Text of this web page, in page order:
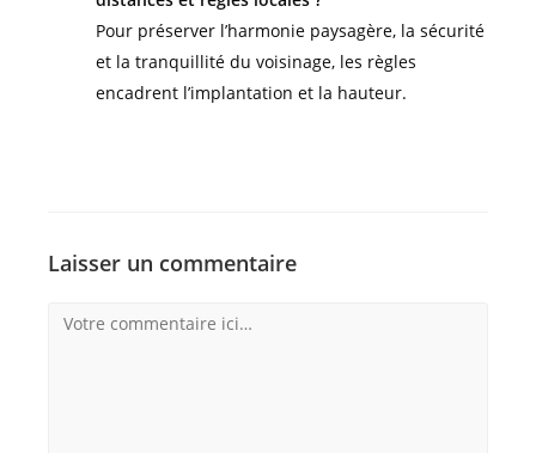
Pour préserver l’harmonie paysagère, la sécurité
et la tranquillité du voisinage, les règles
encadrent l’implantation et la hauteur.
Laisser un commentaire